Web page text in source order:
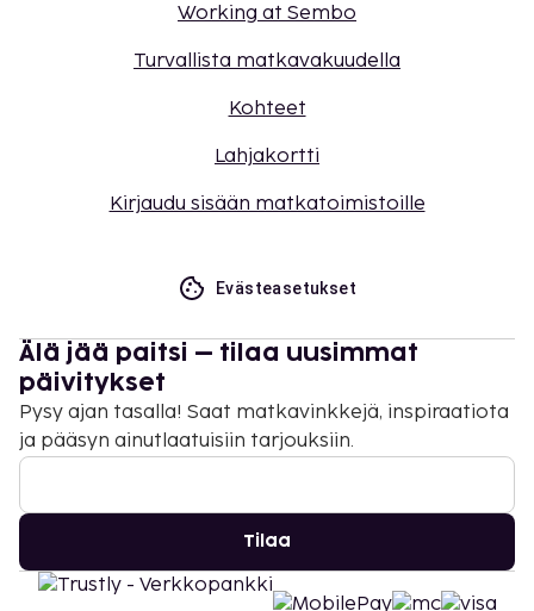
Working at Sembo
Turvallista matkavakuudella
Kohteet
Lahjakortti
Kirjaudu sisään matkatoimistoille
Evästeasetukset
Älä jää paitsi – tilaa uusimmat
päivitykset
Pysy ajan tasalla! Saat matkavinkkejä, inspiraatiota
ja pääsyn ainutlaatuisiin tarjouksiin.
Tilaa